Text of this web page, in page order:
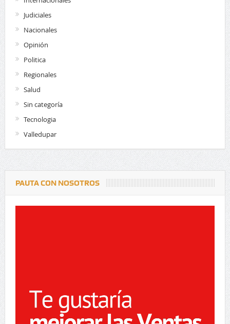
Judiciales
Nacionales
Opinión
Politica
Regionales
Salud
Sin categoría
Tecnologia
Valledupar
PAUTA CON NOSOTROS